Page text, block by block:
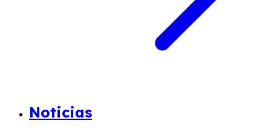
Noticias